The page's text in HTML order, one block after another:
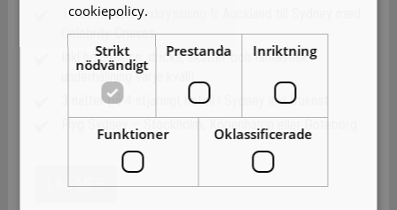
11-13 nätters lyxkryssning fr Auckland till Sydney med
Celebrity Cruises
Inkl helpension, dricks, skatter och fantastisk
underhållning varje kväll!
3 nätter på 4 stjärnigt hotell i Sydney inkl frukost
Flyg Sydney – Stockholm, Köpenhamn eller Göteborg
LÄS MER
cookiepolicy.
Strikt
nödvändigt
Prestanda Inriktning
Funktioner Oklassificerade